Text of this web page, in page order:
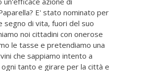
E' stato nominato per
segno di vita, fuori del suo
noi cittadini con onerose
le tasse e pretendiamo una
che sappiamo intento a
tanto e girare per la città e